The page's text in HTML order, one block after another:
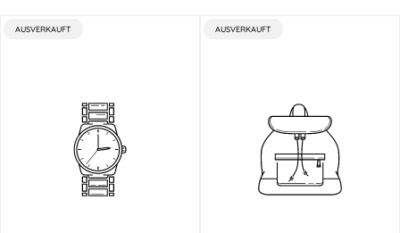
PRODUKTBEZEICHNUNG:
AUSVERKAUFT PRODUKTBEZEICHNUNG:
AUSVERKAUFT